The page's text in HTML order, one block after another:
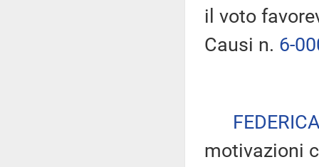
il voto
Causi n. 6-
motivazioni